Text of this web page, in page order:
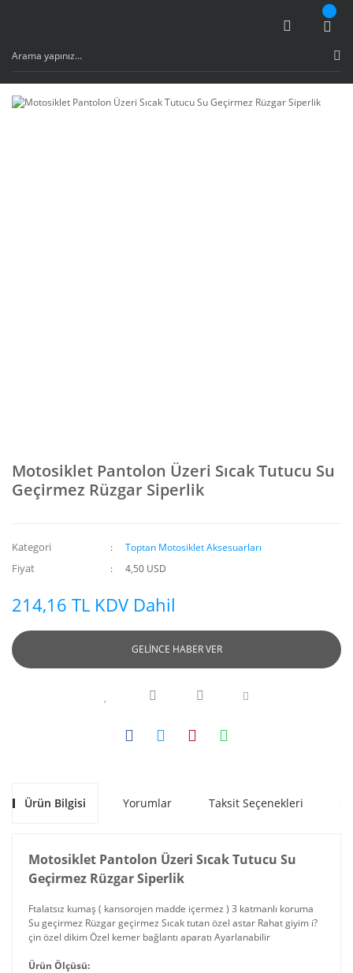
Motosiklet Pantolon Üzeri Sıcak Tutucu Su
Geçirmez Rüzgar Siperlik
Kategori Toptan Motosiklet Aksesuarları
Fiyat 4,50 USD
214,16 TL KDV Dahil
GELİNCE HABER VER
Ürün Bilgisi Yorumlar Taksit Seçenekleri
Motosiklet Pantolon Üzeri Sıcak Tutucu Su
Geçirmez Rüzgar Siperlik
Ftalatsız kumaş ( kansorojen madde içermez ) 3 katmanlı koruma
Su geçirmez Rüzgar geçirmez Sıcak tutan özel astar Rahat giyim i?
çin özel dikim Özel kemer bağlantı aparatı Ayarlanabilir
Ürün Ölçüsü: